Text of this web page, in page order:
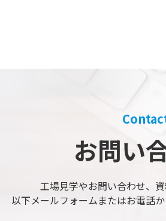
お問い
工場見学やお問い合わせ、
以下メールフォームまたはお電話